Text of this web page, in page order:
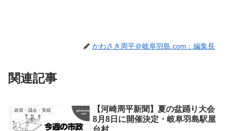
かわさき周平＠岐阜羽島.com：編集長
関連記事
政策・議会・実績
【河崎周平新聞】夏の盆踊り大会
8月8日に開催決定・岐阜羽島駅屋
台村